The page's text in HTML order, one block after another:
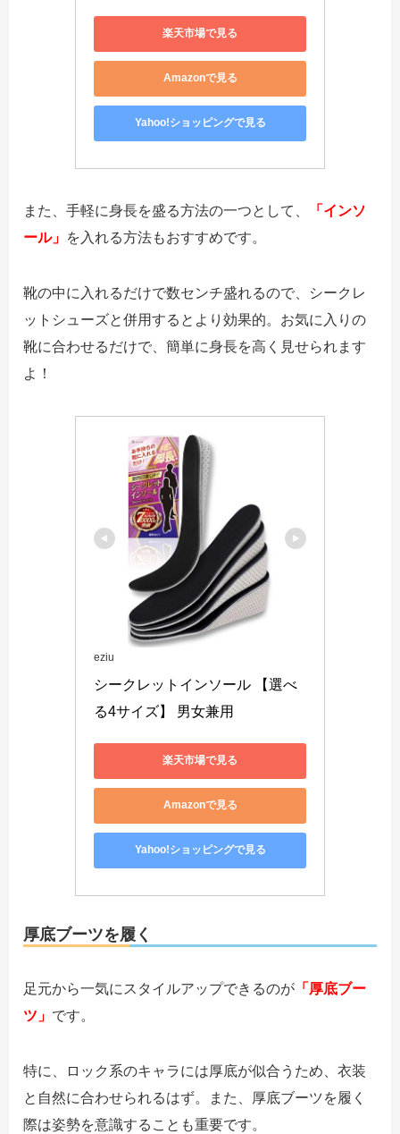
楽天市場で見る
Amazonで見る
Yahoo!ショッピングで見る
また、手軽に身長を盛る方法の一つとして、
「インソ
ール」 を入れる方法もおすすめです。
靴の中に入れるだけで数センチ盛れるので、シークレ
ットシューズと併用するとより効果的。お気に入りの
靴に合わせるだけで、簡単に身長を高く見せられます
よ！
eziu
シークレットインソール 【選べ
る4サイズ】 男女兼用
楽天市場で見る
Amazonで見る
Yahoo!ショッピングで見る
厚底ブーツを履く
足元から一気にスタイルアップできるのが 「厚底ブー
ツ」 です。
特に、ロック系のキャラには厚底が似合うため、衣装
と自然に合わせられるはず。また、厚底ブーツを履く
際は姿勢を意識することも重要です。